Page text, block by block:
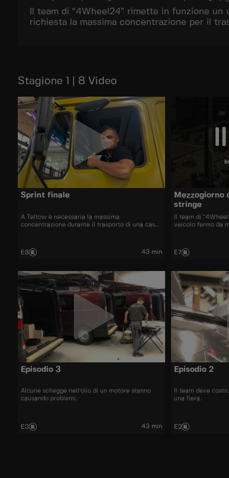
Il team di “4Wheel24” rimette in funzione
richiesta la massima concentrazione per il
Stagione 1 | 8 Video
Sprint finale
A Teltow è necessaria la massima
concentrazione durante il trasporto di una casa
E8 43 min
Mezzogiorno
stringe
Il team di
veicolo fermo da
massima
casa galleggiante
E7
Episodio 3
Alcune schegge nell'olio di un motore stanno
causando problemi.
E3 43 min
Episodio 2
Il team deve
una fiera.
E2